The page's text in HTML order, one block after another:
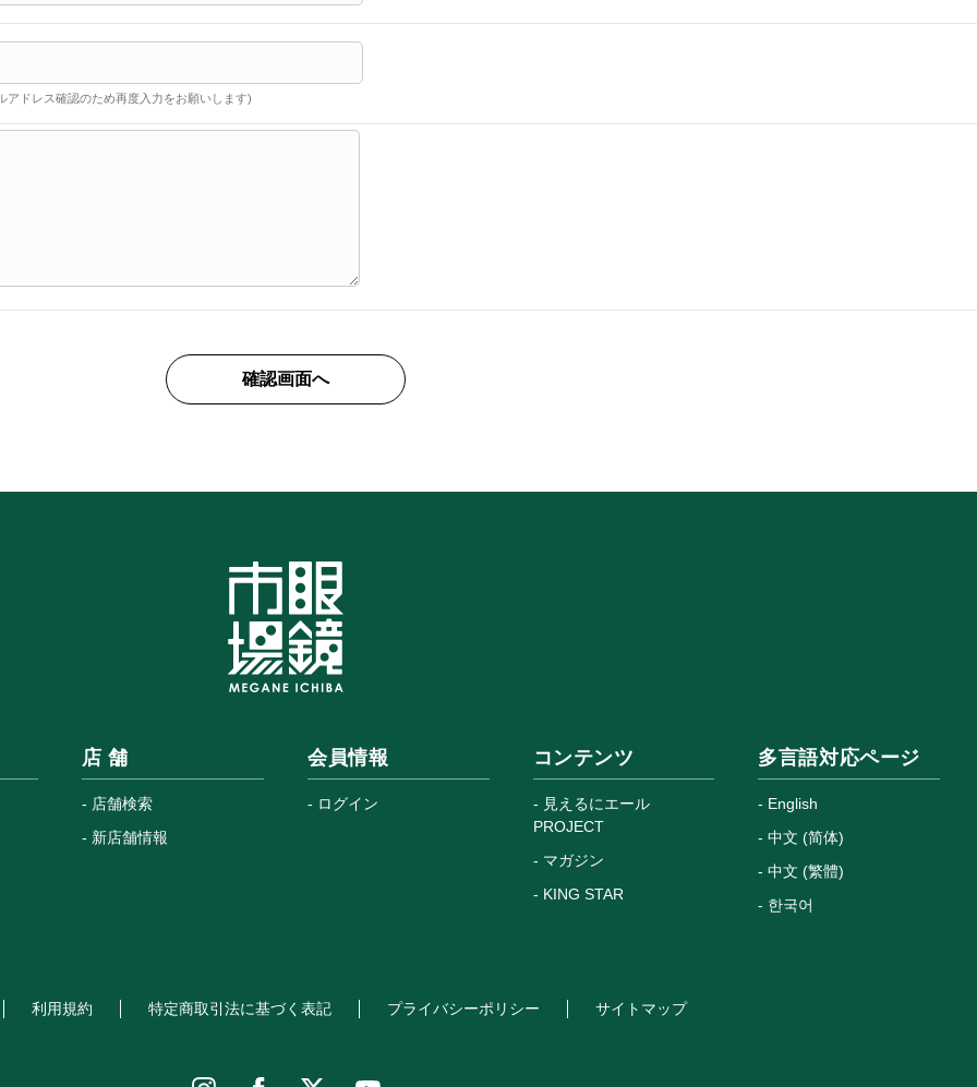
アドレス確認のため再度入力をお願いします)
店 舗
店舗検索
新店舗情報
会員情報
ログイン
コンテンツ
見えるにエール
PROJECT
マガジン
KING STAR
多言語対応ページ
English
中文 (简体)
中文 (繁體)
한국어
利用規約 特定商取引法に基づく表記 プライバシーポリシー サイトマップ